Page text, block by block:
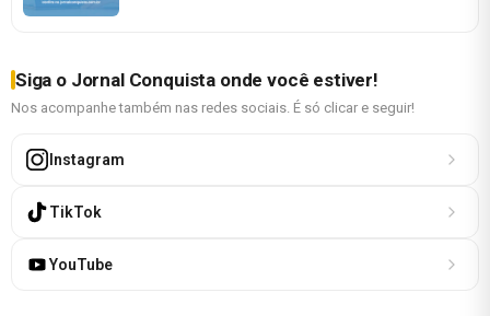
Siga o Jornal Conquista onde você estiver!
Nos acompanhe também nas redes sociais. É só clicar e seguir!
Instagram
TikTok
YouTube